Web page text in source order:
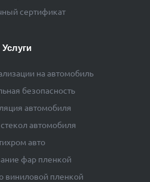
сертификат
Услуги
на автомобиль
безопасность
автомобиля
автомобиля
авто
фар пленкой
виниловой пленкой